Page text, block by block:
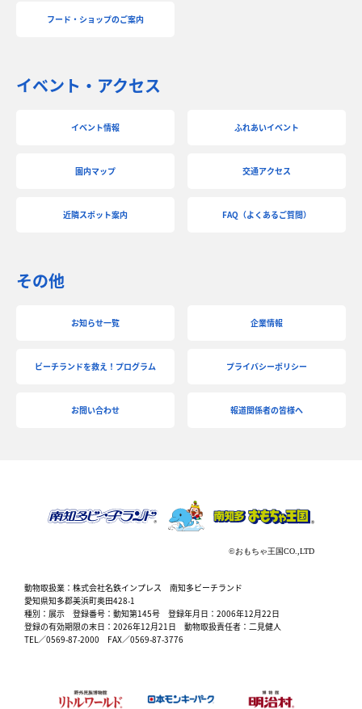
フード・ショップのご案内
イベント・アクセス
イベント情報 ふれあいイベント
園内マップ 交通アクセス
近隣スポット案内 FAQ（よくあるご質問）
その他
お知らせ一覧 企業情報
ビーチランドを救え！プログラム プライバシーポリシー
お問い合わせ 報道関係者の皆様へ
動物取扱業：株式会社名鉄インプレス 南知多ビーチランド
愛知県知多郡美浜町奥田428-1
種別：展示 登録番号：動知第145号 登録年月日：2006年12月22日
登録の有効期限の末日：2026年12月21日 動物取扱責任者：二見健人
TEL／0569-87-2000 FAX／0569-87-3776